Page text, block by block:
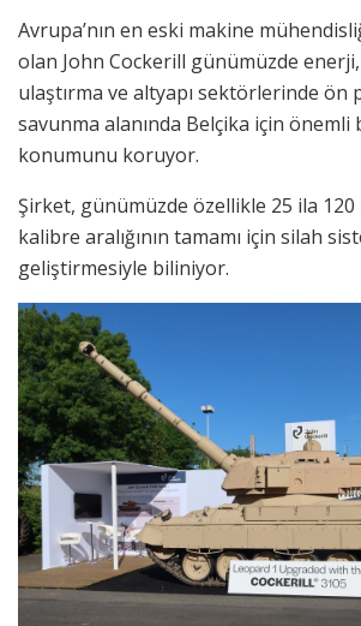
Avrupa’nın en eski makine
olan John Cockerill günümüzde
ulaştırma ve altyapı sektörlerinde ön
savunma alanında Belçika için
konumunu koruyor.
Şirket, günümüzde özellikle 25 ila
kalibre aralığının tamamı için silah
geliştirmesiyle biliniyor.